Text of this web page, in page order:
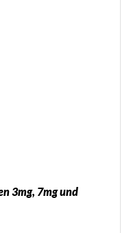
3mg, 7mg und